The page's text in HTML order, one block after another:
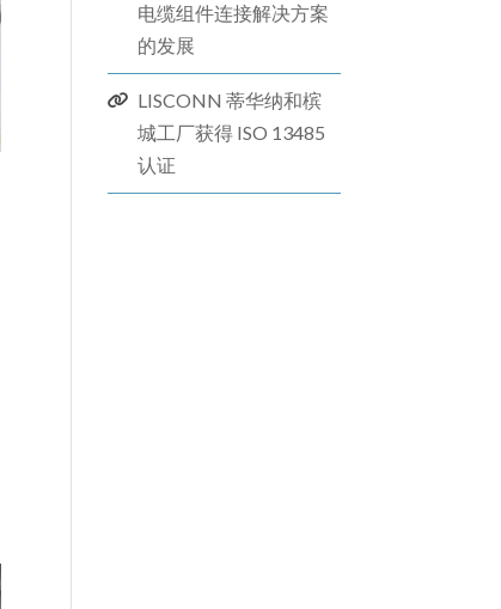
电缆组件连接解决方案
的发展
LISCONN 蒂华纳和槟
城工厂获得 ISO 13485
认证